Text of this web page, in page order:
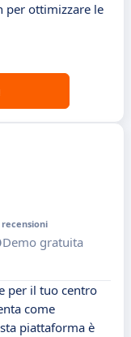
per ottimizzare le
recensioni
Demo gratuita
per il tuo centro
come
piattaforma è